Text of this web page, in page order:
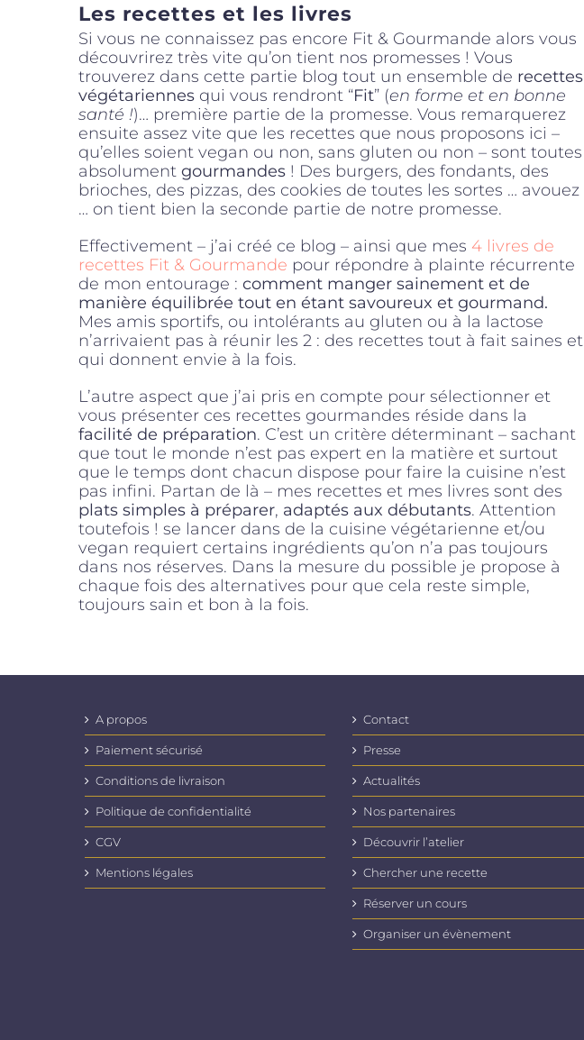
Les recettes et les livres
Si vous ne connaissez pas encore Fit & Gourmande alors vous
découvrirez très vite qu’on tient nos promesses ! Vous
trouverez dans cette partie blog tout un ensemble de recettes
végétariennesqui vous rendront “Fit” (en forme et en bonne
santé !)… première partie de la promesse. Vous remarquerez
ensuite assez vite que les recettes que nous proposons ici –
qu’elles soient vegan ou non, sans gluten ou non – sont toutes
absolument gourmandes! Des burgers, des fondants, des
brioches, des pizzas, des cookies de toutes les sortes … avouez
… on tient bien la seconde partie de notre promesse.
Effectivement – j’ai créé ce blog – ainsi que mes 4 livres de
recettes Fit & Gourmande pour répondre à plainte récurrente
de mon entourage : comment manger sainement et de
manière équilibrée tout en étant savoureux et gourmand.
Mes amis sportifs, ou intolérants au gluten ou à la lactose
n’arrivaient pas à réunir les 2 : des recettes tout à fait saines et
qui donnent envie à la fois.
L’autre aspect que j’ai pris en compte pour sélectionner et
vous présenter ces recettes gourmandes réside dans la
facilité de préparation. C’est un critère déterminant – sachant
que tout le monde n’est pas expert en la matière et surtout
que le temps dont chacun dispose pour faire la cuisine n’est
pas infini. Partan de là – mes recettes et mes livres sont des
plats simples à préparer, adaptés aux débutants. Attention
toutefois ! se lancer dans de la cuisine végétarienne et/ou
vegan requiert certains ingrédients qu’on n’a pas toujours
dans nos réserves. Dans la mesure du possible je propose à
chaque fois des alternatives pour que cela reste simple,
toujours sain et bon à la fois.
A propos
Paiement sécurisé
Conditions de livraison
Politique de confidentialité
CGV
Mentions légales
Contact
Presse
Actualités
Nos partenaires
Découvrir l’atelier
Chercher une recette
Réserver un cours
Organiser un évènement